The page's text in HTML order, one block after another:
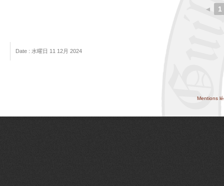
◄ 1
Date : 水曜日 11 12月 2024
Mentions